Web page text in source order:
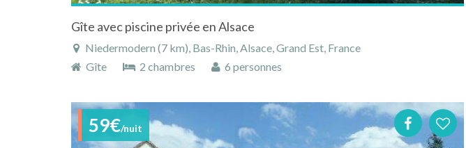
Gîte avec piscine privée en Alsace
Niedermodern (7 km), Bas-Rhin, Alsace, Grand Est, France
Gîte
2 chambres 6 personnes
59€/nuit